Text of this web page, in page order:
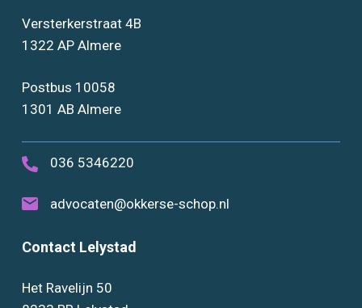
Versterkerstraat 4B
1322 AP Almere
Postbus 10058
1301 AB Almere
036 5346220
advocaten@okkerse-schop.nl
Contact Lelystad
Het Ravelijn 50